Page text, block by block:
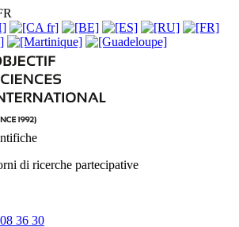
di ricerche partecipative
36 30